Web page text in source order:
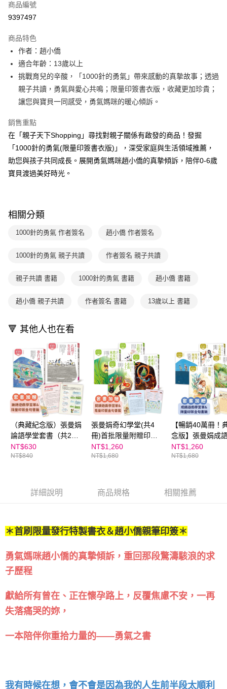
LINE Pay
大哥付你分期
相關說明
【大哥付你分期使用說明】
1.本服務由台灣大哥大提供，台灣大哥大用戶可立即使用無須另外申請。
2.付款方式選擇「大哥付你分期」，訂單成立後會自動跳轉到大哥付的交易
流程，驗證手機門號後，選擇欲分期的期數、繳款截止日，確認付款後即完
3.實際核准額度、可分期數及費用金額請依後續交易確認頁面所載為準。
4.訂單成立30分鐘內，如未前往確認交易或遇審核未通過，訂單將自動取
消。如遇「轉專審核」未通過狀況，表示未達大哥付你分期系統評分，恕無
法說明評估內容。
1.分期款項不併入電信帳單，「大哥付你分期」於每月結算日後寄送繳費提
醒簡訊。
【注意事項】
1.本服務係由「台灣大哥大股份有限公司」（以下簡稱本公司）所提供，讓
用戶於交易時，得透過本服務購買商品或服務，並由商店將買賣／分期付款
買賣價金債權讓與本公司後，依約使用本公司帳單繳交帳款。
資料（包含姓名、電話或地址）提供予台灣大哥大進項蒐集、處理及利用，
3.完整用戶服務條款，請詳閱以下連結：
https://oppay.tw/userRule
AFTEE先享後付
相關說明
【關於「AFTEE先享後付」】
便利好安心！
１．簡單：不需註冊會員、不需綁卡、不需儲值。
２．便利：只要手機號碼，簡訊認證，即可結帳。
３．安心：先確認商品／服務後，再付款。
１．於結帳方式選擇「AFTEE先享後付」後，將跳轉至「AFTEE先享後付」
ATM／網路銀行／等多元方式進行付款，方視為交易完成。
購買商品的店家。未經商家同意取消之訂單仍視為有效，需透過AFTEE先享
是否繳費成功／繳費後需取消欲退款等相關疑問，請聯繫「AFTEE先享後付
１．透過由恩沛科技股份有限公司提供之「AFTEE先享後付」服務完成之交
易，需依本服務之必要範圍內提供個人資料，並將交易相關給付款項請求債
２．關於個人資料處理事宜，請瀏覽以下網址：
https://aftee.tw/terms/#terms3
３．未成年的使用者請事先徵得法定代理人或監護人之同意方可使用
「AFTEE先享後付」，若未經同意申辦者引起之損失，本公司不負相關責
任。
４．使用「AFTEE先享後付」時，將依據個別帳號之用戶狀況，依本公司即
時審查核予不同之上限額度；若仍有額度不足之情形，本公司將視審查結果
請求用戶進行身份認證。
５．嚴禁一人註冊多個帳號或使用他人資訊註冊。若發現惡意使用之情形，
恩沛科技股份有限公司將有權停止該用戶之使用額度並採取法律行動。
運送方式
付款後全家取貨｜8/8-8/14運費優惠，結帳滿499即享免運。
每筆NT$70，滿NT$499(含以上)免運費
國內宅配/郵寄 (不適用離島、海外及郵局i郵箱)
每筆NT$70，滿NT$800(含以上)免運費
離島宅配（澎湖、金門、馬祖、小琉球；不適用於郵局i郵箱）
海外包裹航空運送
商品編號
9397497
商品特色
作者：趙小僑
適合年齡：13歲以上
挑戰育兒的辛酸，「1000針的勇氣」帶來感動的真摯故事；透過
親子共讀，勇氣與愛心共鳴；限量印簽書衣版，收藏更加珍貴；
讓您與寶貝一同感受，勇氣媽咪的暖心傾訴。
銷售重點
在「親子天下Shopping」尋找對親子關係有啟發的商品！發掘
「1000針的勇氣(限量印簽書衣版)」，深受家庭與生活領域推薦，
助您與孩子共同成長。展開勇氣媽咪趙小僑的真摯傾訴，陪伴0-6歲
寶貝渡過美好時光。
相關分類
1000針的勇氣 作者簽名 趙小僑 作者簽名
1000針的勇氣 親子共讀 作者簽名 親子共讀
親子共讀 書籍 1000針的勇氣 書籍 趙小僑 書籍
趙小僑 親子共讀 作者簽名 書籍 13歲以上 書籍
🔻 其他人也在看
（典藏紀念版）張曼娟
論語學堂套書（共2
冊）首批限量附贈印簽
金句書籤&導讀學習單
NT$630
NT$840
張曼娟奇幻學堂(共4
冊)首批限量附贈印簽
金句書籤&導讀學習單
(典藏紀念版)
NT$1,260
NT$1,680
【暢銷40萬冊！
念版】張曼娟成
Ⅱ套書（共4冊）
限量贈「印簽金
NT$1,260
NT$1,680
詳細說明 商品規格 相關推薦
＊首刷限量發行特製書衣＆趙小僑親筆印簽＊
勇氣媽咪趙小僑的真摯傾訴，重回那段驚濤駭浪的求
子歷程
獻給所有曾在、正在懷孕路上，反覆焦慮不安，一再
失落痛哭的妳，
一本陪伴你重拾力量的——勇氣之書
我有時候在想，會不會是因為我的人生前半段太順利